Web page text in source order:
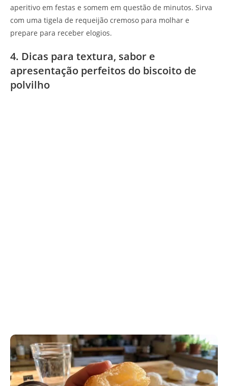
aperitivo em festas e somem em questão de minutos. Sirva
com uma tigela de requeijão cremoso para molhar e
prepare para receber elogios.
4. Dicas para textura, sabor e
apresentação perfeitos do biscoito de
polvilho